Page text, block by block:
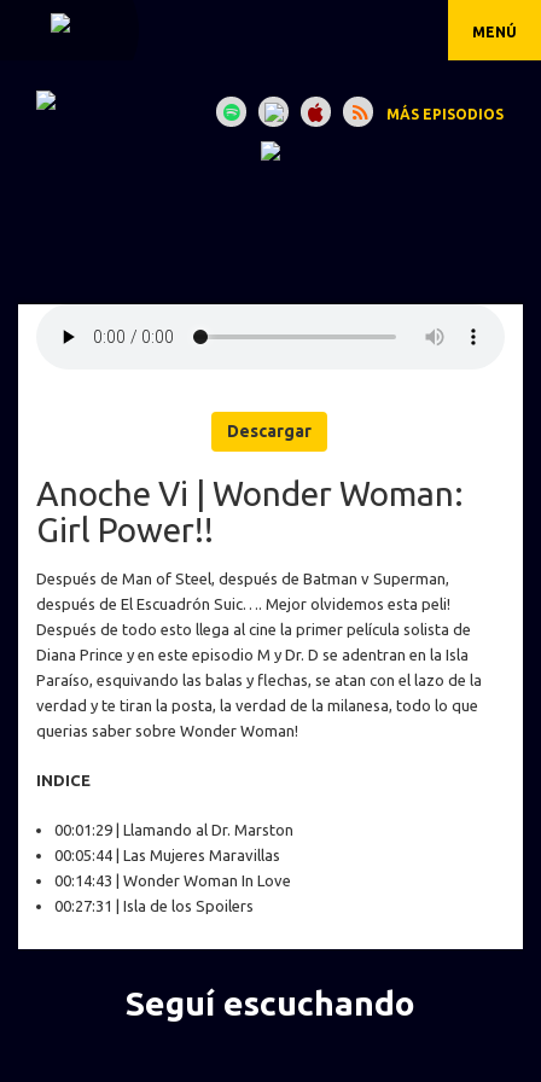
MENÚ
MÁS EPISODIOS
Descargar
Anoche Vi | Wonder Woman:
Girl Power!!
Después de Man of Steel, después de Batman v Superman,
después de El Escuadrón Suic…. Mejor olvidemos esta peli!
Después de todo esto llega al cine la primer película solista de
Diana Prince y en este episodio M y Dr. D se adentran en la Isla
Paraíso, esquivando las balas y flechas, se atan con el lazo de la
verdad y te tiran la posta, la verdad de la milanesa, todo lo que
querias saber sobre Wonder Woman!
INDICE
00:01:29 | Llamando al Dr. Marston
00:05:44 | Las Mujeres Maravillas
00:14:43 | Wonder Woman In Love
00:27:31 | Isla de los Spoilers
Seguí escuchando